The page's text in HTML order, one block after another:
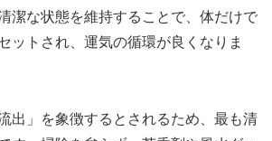
潔な状態を維持することで、体だけで
ットされ、運気の循環が良くなりま
出」を象徴するとされるため、最も清